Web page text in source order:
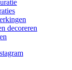
decoreren